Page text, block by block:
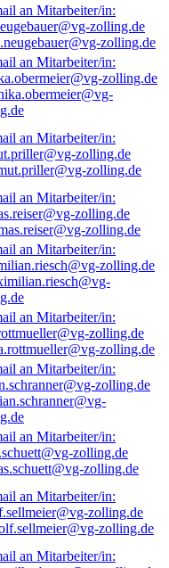
zolling.de
zolling.de
zolling.de
zolling.de
zolling.de
zolling.de